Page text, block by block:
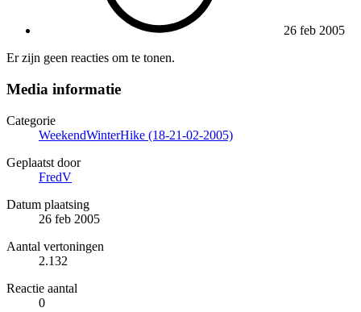
26 feb 2005
Er zijn geen reacties om te tonen.
Media informatie
Categorie
WeekendWinterHike (18-21-02-2005)
Geplaatst door
FredV
Datum plaatsing
26 feb 2005
Aantal vertoningen
2.132
Reactie aantal
0